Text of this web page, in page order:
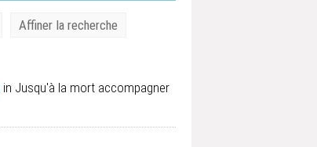
Affiner la recherche
in Jusqu'à la mort accompagner